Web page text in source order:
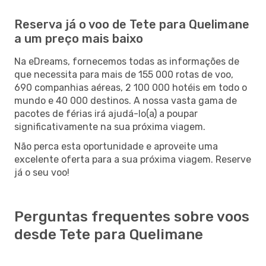
Reserva já o voo de Tete para Quelimane
a um preço mais baixo
Na eDreams, fornecemos todas as informações de
que necessita para mais de 155 000 rotas de voo,
690 companhias aéreas, 2 100 000 hotéis em todo o
mundo e 40 000 destinos. A nossa vasta gama de
pacotes de férias irá ajudá-lo(a) a poupar
significativamente na sua próxima viagem.
Não perca esta oportunidade e aproveite uma
excelente oferta para a sua próxima viagem. Reserve
já o seu voo!
Perguntas frequentes sobre voos
desde Tete para Quelimane